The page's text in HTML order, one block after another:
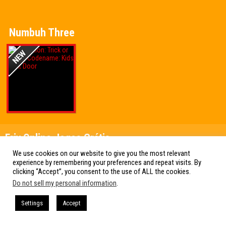
Numbuh Three
Friv Online Jogos Grátis
só lugar. Jogos Friv 360, Click Jogos, Friv Online e muito mais!
We use cookies on our website to give you the most relevant
experience by remembering your preferences and repeat visits. By
clicking “Accept”, you consent to the use of ALL the cookies.
Do not sell my personal information.
Settings Accept